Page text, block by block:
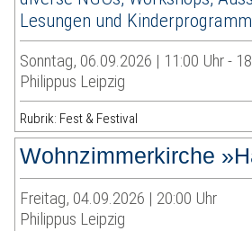
Lesungen und
Sonntag, 06.09.2026 | 11:00 Uhr -
Philippus Leipzig
Rubrik: Fest & Festival
Wohnzimmerkirche
Freitag, 04.09.2026 | 20:00 Uhr
Philippus Leipzig